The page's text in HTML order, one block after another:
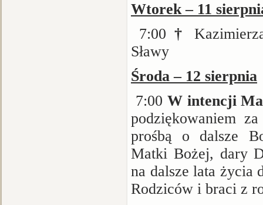
Wtorek – 11
7:00 †
Sławy
Środa – 12 sierpnia
7:00 W intencji
podziękowaniem
prośbą o dalsze
Matki Bożej, dary
na dalsze lata życia
Rodziców i braci z